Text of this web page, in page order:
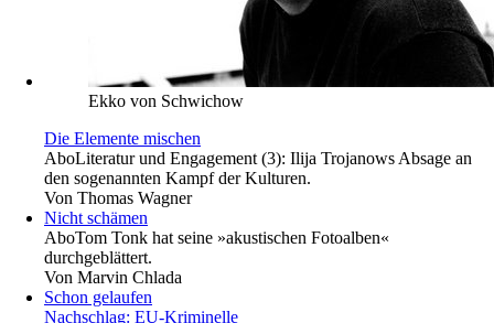
Ekko von Schwichow
Die Elemente mischen
AboLiteratur und Engagement (3): Ilija Trojanows Absage an
den sogenannten Kampf der Kulturen.
Von Thomas Wagner
Nicht schämen
AboTom Tonk hat seine »akustischen Fotoalben«
durchgeblättert.
Von Marvin Chlada
Schon gelaufen
Nachschlag: EU-Kriminelle